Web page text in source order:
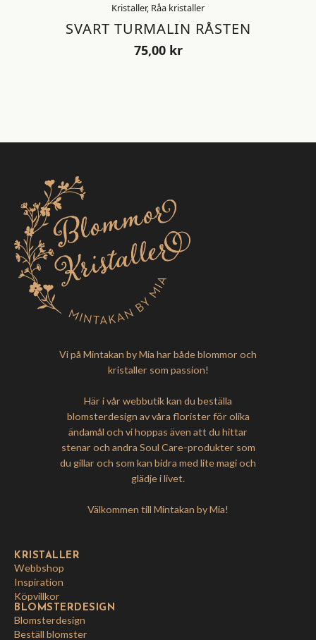
Kristaller, Råa kristaller
SVART TURMALIN RÅSTEN
75,00 kr
Vi på Mintakan by Mia har både blommor och
kristaller som passion!
Här i vår webbutik kan du beställa
blomsterdesign av våra florister för olika
ändamål och vi hoppas även att du hittar
stenar och andra Soul Care-produkter som
du gillar och som kan bidra med lite magi och
glädje i livet.
Välkommen till Mintakan by Mia!
KRISTALLER
Webbshop
Inspiration
Köpvillkor
BLOMSTERDESIGN
Blomsterdesign
Beställ blomster